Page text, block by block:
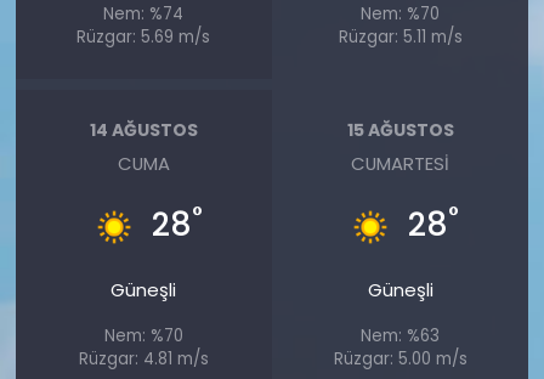
Nem: %74
Rüzgar: 5.69 m/s
Nem: %70
Rüzgar: 5.11 m/s
14 AĞUSTOS
CUMA
28°
Güneşli
Nem: %70
Rüzgar: 4.81 m/s
15 AĞUSTOS
CUMARTESI
28°
Güneşli
Nem: %63
Rüzgar: 5.00 m/s